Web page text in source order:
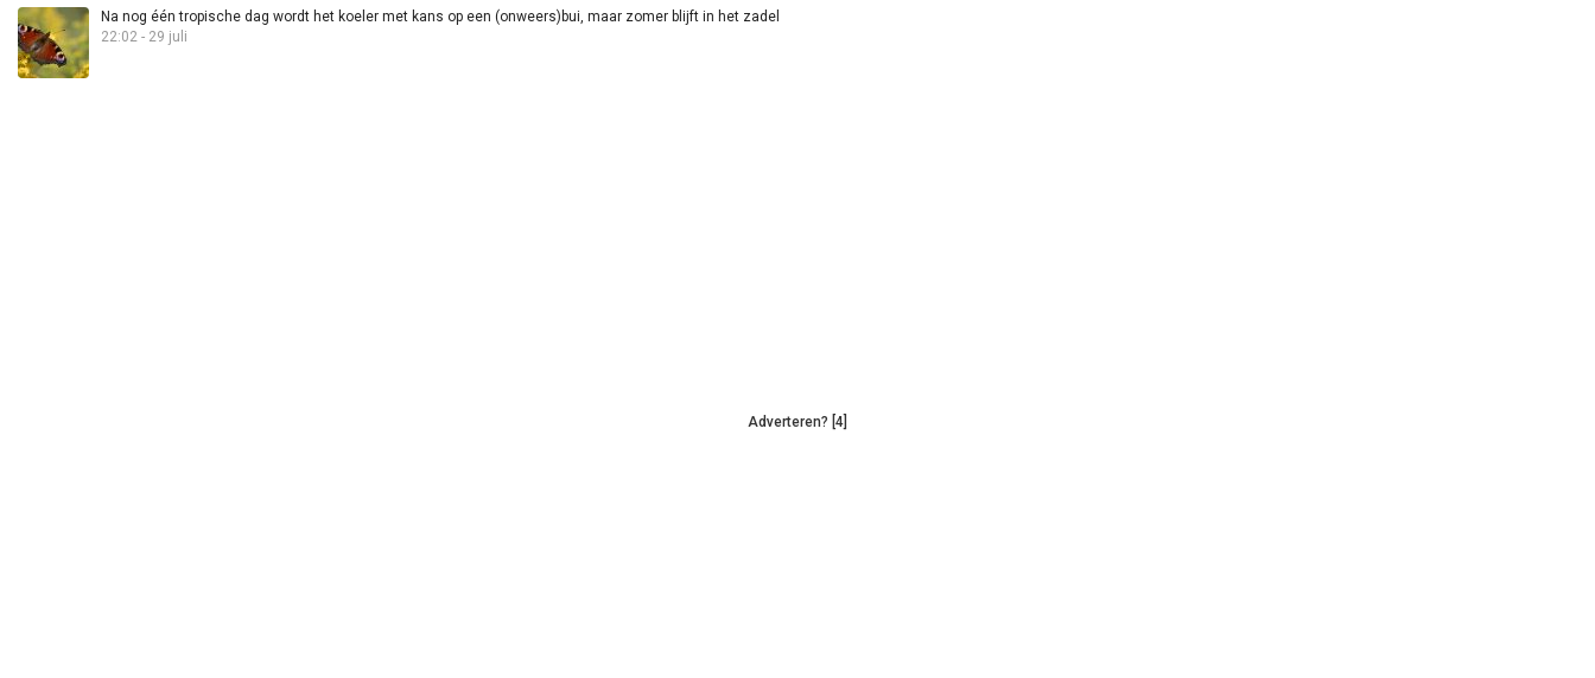
Na nog één tropische dag wordt het koeler met kans op een (onweers)bui, maar zomer blijft in het zadel
22:02 - 29 juli
Adverteren? [4]